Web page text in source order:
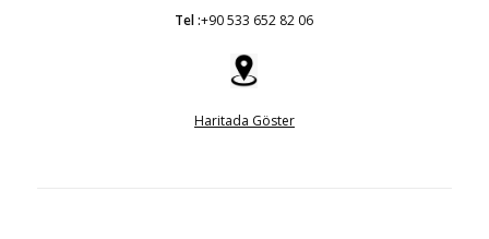
Tel :+90 533 652 82 06
Haritada Göster